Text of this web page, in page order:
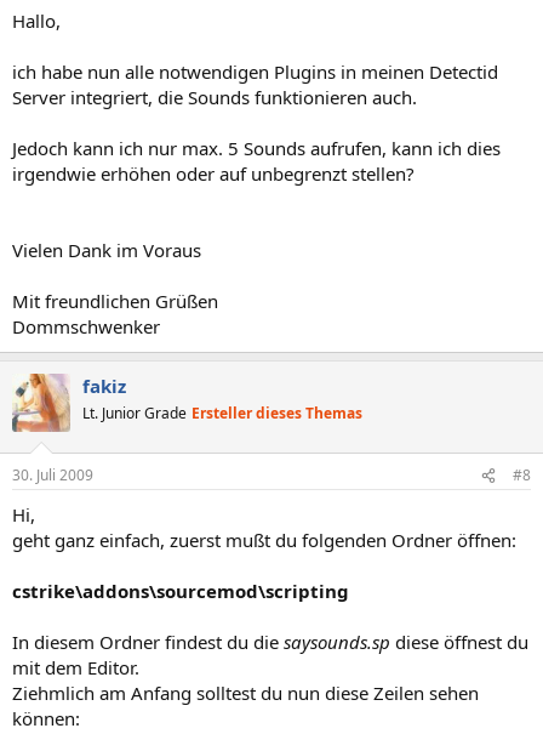
Hallo,
ich habe nun alle notwendigen Plugins in meinen Detectid
Server integriert, die Sounds funktionieren auch.
Jedoch kann ich nur max. 5 Sounds aufrufen, kann ich dies
irgendwie erhöhen oder auf unbegrenzt stellen?
Vielen Dank im Voraus
Mit freundlichen Grüßen
Dommschwenker
fakiz
Lt. Junior Grade Ersteller dieses Themas
30. Juli 2009 #8
Hi,
geht ganz einfach, zuerst mußt du folgenden Ordner öffnen:
cstrike\addons\sourcemod\scripting
In diesem Ordner findest du die saysounds.sp diese öffnest du
mit dem Editor.
Ziehmlich am Anfang solltest du nun diese Zeilen sehen
können: